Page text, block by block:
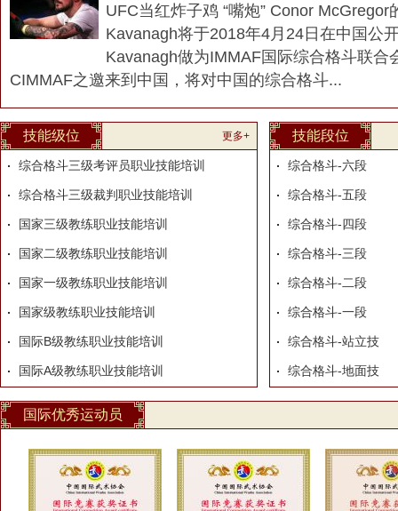
UFC当红炸子鸡 “嘴炮” Conor McGregor
Kavanagh将于2018年4月24日在中国公
Kavanagh做为IMMAF国际综合格斗联合
CIMMAF之邀来到中国，将对中国的综合格斗...
技能级位 更多+
综合格斗三级考评员职业技能培训
综合格斗三级裁判职业技能培训
国家三级教练职业技能培训
国家二级教练职业技能培训
国家一级教练职业技能培训
国家级教练职业技能培训
国际B级教练职业技能培训
国际A级教练职业技能培训
技能段位
综合格斗-六段
综合格斗-五段
综合格斗-四段
综合格斗-三段
综合格斗-二段
综合格斗-一段
综合格斗-站立技
综合格斗-地面技
国际优秀运动员